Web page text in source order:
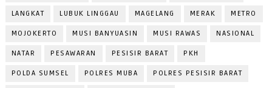
LANGKAT LUBUK LINGGAU MAGELANG MERAK METRO
MOJOKERTO MUSI BANYUASIN MUSI RAWAS NASIONAL
NATAR PESAWARAN PESISIR BARAT PKH
POLDA SUMSEL POLRES MUBA POLRES PESISIR BARAT